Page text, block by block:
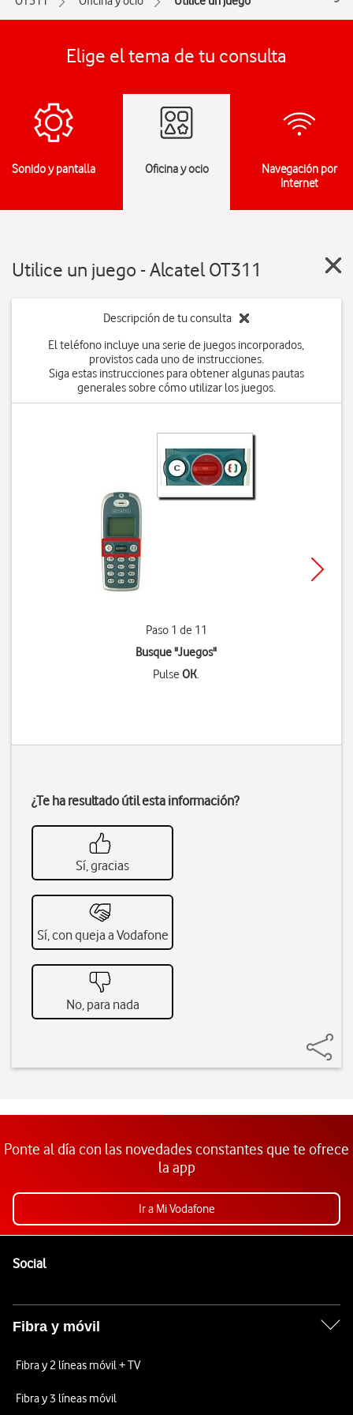
Elige el tema de tu consulta
Sonido y pantalla Oficina y ocio
Navegación por
Internet
Utilice un juego - Alcatel OT311
Descripción de tu consulta
El teléfono incluye una serie de juegos incorporados,
provistos cada uno de instrucciones.
Siga estas instrucciones para obtener algunas pautas
generales sobre cómo utilizar los juegos.
Paso 1 de 11
Busque "Juegos"
PulseOK.
¿Te ha resultado útil esta información?
Sí, gracias
Sí, con queja a Vodafone
No, para nada
Ponte al día con las novedades constantes que te ofrece
la app
Ir a Mi Vodafone
SocialEnlaces a las redes sociales de Vodafone
Fibra y móvil
Fibra y 2 líneas móvil + TV
Fibra y 3 líneas móvil